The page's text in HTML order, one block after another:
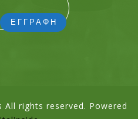
All rights reserved. Powered